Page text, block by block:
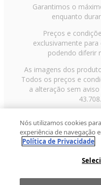
Garantimos o
enquanto
Preços e
exclusivamente
podendo diferir
As imagens dos
Todos os preços e
a alteração sem aviso
Paulo/SP, CEP 02029-
2013 Fast Shop -
Nós utilizamos cookies
experiência de navegação
Política de Privacidade